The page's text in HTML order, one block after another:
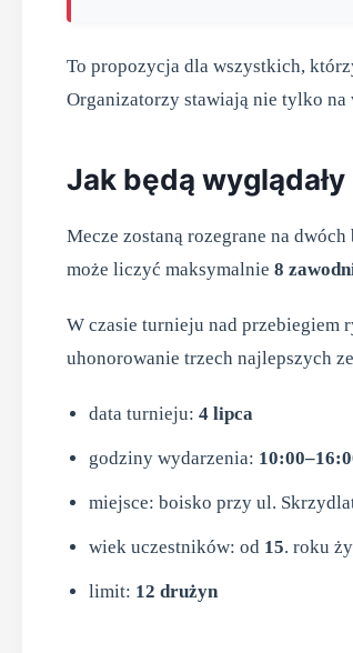
To propozycja dla wszystkich,
Organizatorzy stawiają nie tylko na
Jak będą
Mecze zostaną rozegrane na
może liczyć maksymalnie 8
W czasie turnieju nad przebiegiem
uhonorowanie trzech najlepszych
data turnieju: 4 lipca
godziny wydarzenia:
miejsce: boisko przy ul.
wiek uczestników: od 15. roku
limit: 12 drużyn